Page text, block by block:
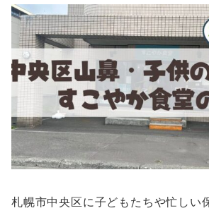
札幌市中央区に子どもたちや忙しい